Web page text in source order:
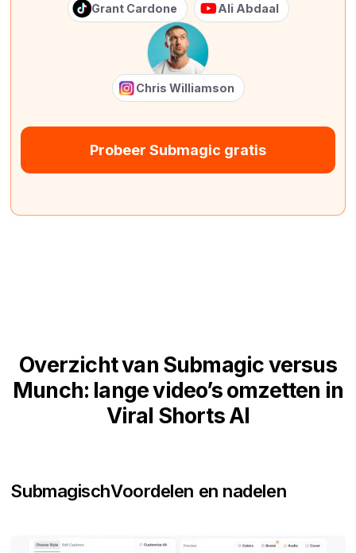
Grant Cardone Ali Abdaal
Chris Williamson
Probeer Submagic gratis
Overzicht van Submagic versus
Munch: lange video’s omzetten in
Viral Shorts AI
SubmagischVoordelen en nadelen